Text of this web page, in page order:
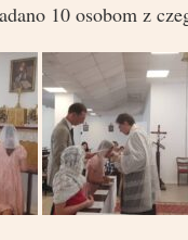
10 osobom z